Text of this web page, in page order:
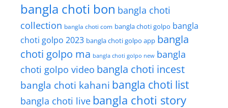
bangla choti bon bangla choti
collection bangla choti com bangla choti golpo bangla
choti golpo 2023 bangla choti golpo app bangla
choti golpo ma bangla choti golpo new bangla
choti golpo video bangla choti incest
bangla choti kahani bangla choti list
bangla choti live bangla choti story